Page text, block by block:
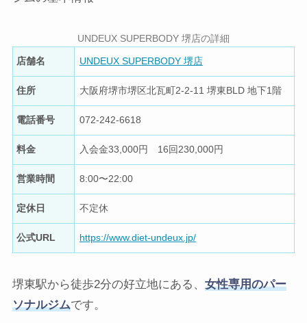
UNDEUX SUPERBODY 堺店の詳細
店舗名 UNDEUX SUPERBODY 堺店
住所 大阪府堺市堺区北瓦町2-2-11 堺東BLD 地下1階
電話番号 072-242-6618
料金 入会金33,000円 16回230,000円
営業時間 8:00〜22:00
定休日 不定休
公式URL https://www.diet-undeux.jp/
堺東駅から徒歩2分の好立地にある、 女性専用のパー
ソナルジムです。